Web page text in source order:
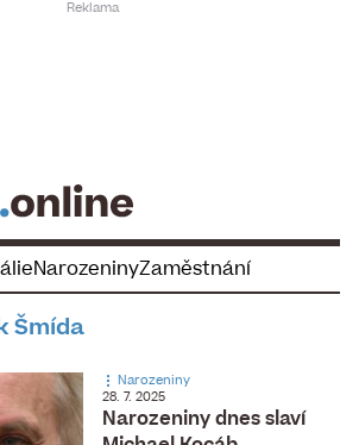
NarozeninyZaměstnání
Šmída
Narozeniny dnes slaví
Narozeniny
28. 7. 2025